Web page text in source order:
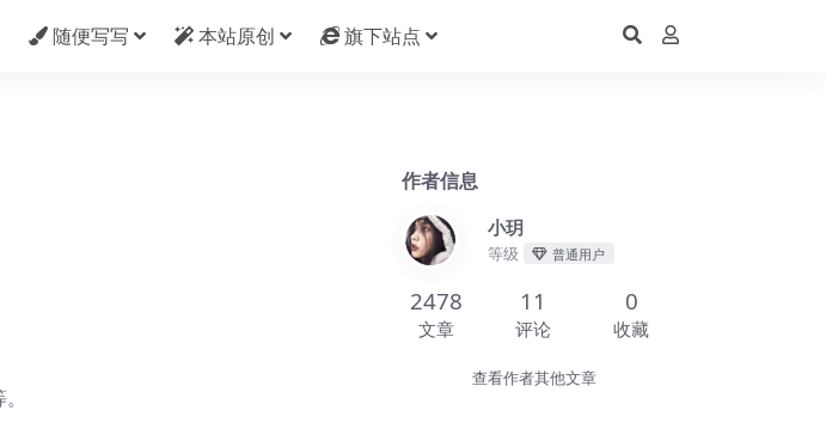
随便写写 本站原创 旗下站点
作者信息
小玥
等级 普通用户
2478
文章
11
评论
0
收藏
查看作者其他文章